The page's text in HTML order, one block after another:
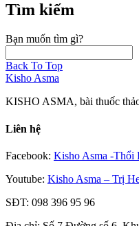
Tìm kiếm
Bạn muốn tìm gì?
Back To Top
Kisho Asma
KISHO ASMA, bài thuốc
Liên hệ
Facebook: Kisho Asma -Thổi
Youtube: Kisho Asma – Trị
SĐT: 098 396 95 96